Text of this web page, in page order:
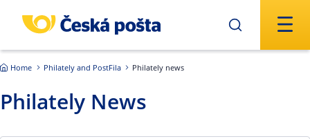
Home Philately and PostFila Philately news
Philately News